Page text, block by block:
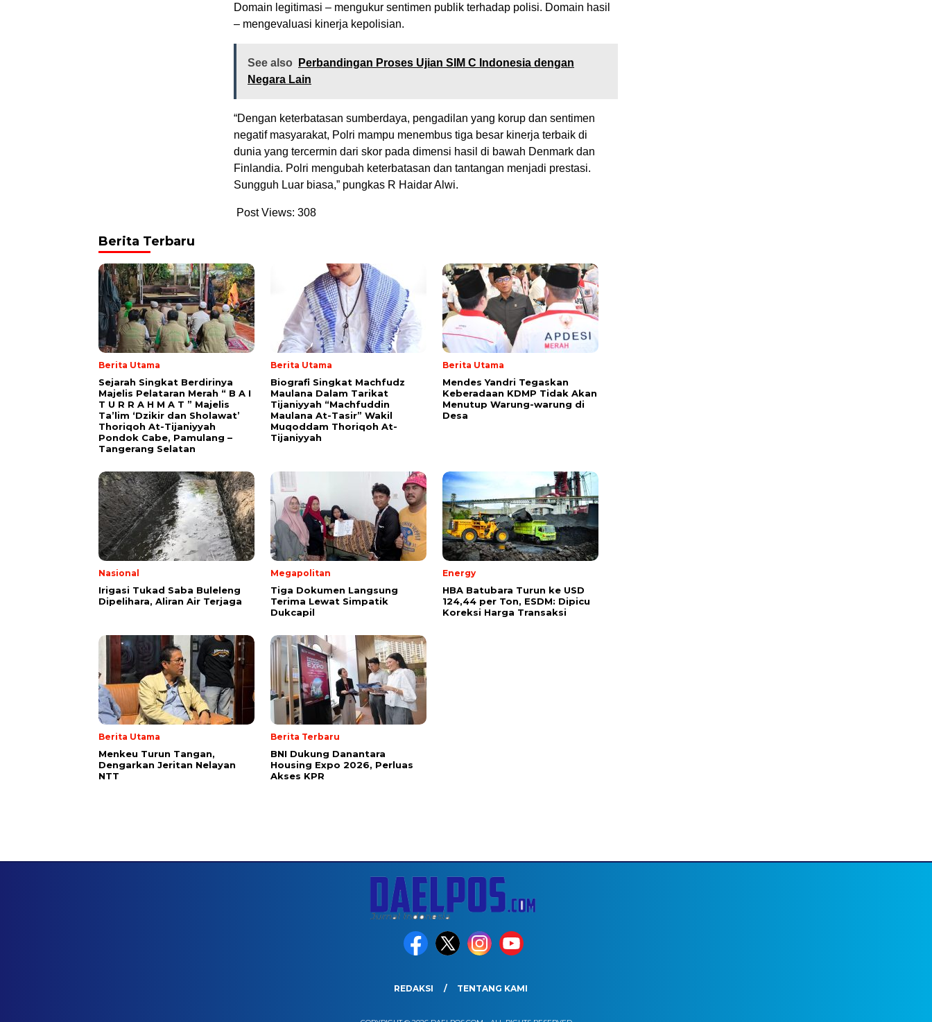
Domain legitimasi – mengukur sentimen publik terhadap polisi. Domain hasil
– mengevaluasi kinerja kepolisian.
See also
Perbandingan Proses Ujian SIM C Indonesia dengan
Negara Lain
“Dengan keterbatasan sumberdaya, pengadilan yang korup dan sentimen
negatif masyarakat, Polri mampu menembus tiga besar kinerja terbaik di
dunia yang tercermin dari skor pada dimensi hasil di bawah Denmark dan
Finlandia. Polri mengubah keterbatasan dan tantangan menjadi prestasi.
Sungguh Luar biasa,” pungkas R Haidar Alwi.
Post Views: 308
Berita Terbaru
Berita Utama
Sejarah Singkat Berdirinya
Majelis Pelataran Merah “ B A I
T U R R A H M A T ” Majelis
Ta’lim ‘Dzikir dan Sholawat’
Thoriqoh At-Tijaniyyah
Pondok Cabe, Pamulang –
Tangerang Selatan
Berita Utama
Biografi Singkat Machfudz
Maulana Dalam Tarikat
Tijaniyyah “Machfuddin
Maulana At-Tasir” Wakil
Muqoddam Thoriqoh At-
Tijaniyyah
Berita Utama
Mendes Yandri Tegaskan
Keberadaan KDMP Tidak Akan
Menutup Warung-warung di
Desa
Nasional
Irigasi Tukad Saba Buleleng
Dipelihara, Aliran Air Terjaga
Megapolitan
Tiga Dokumen Langsung
Terima Lewat Simpatik
Dukcapil
Energy
HBA Batubara Turun ke USD
124,44 per Ton, ESDM: Dipicu
Koreksi Harga Transaksi
Berita Utama
Menkeu Turun Tangan,
Dengarkan Jeritan Nelayan
NTT
Berita Terbaru
BNI Dukung Danantara
Housing Expo 2026, Perluas
Akses KPR
REDAKSI TENTANG KAMI